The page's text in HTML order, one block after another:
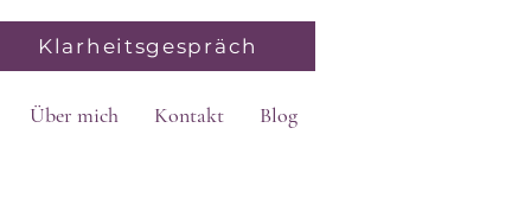
Klarheitsgespräch
Über mich Kontakt Blog